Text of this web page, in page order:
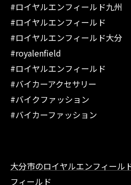
#ロイヤルエンフィールド九州
#ロイヤルエンフィールド
#ロイヤルエンフィールド大分
#royalenfield
#ロイヤルエンフィールド
#バイカーアクセサリー
#バイクファッション
#バイカーファッション
大分市のロイヤルエンフィール
フィールド